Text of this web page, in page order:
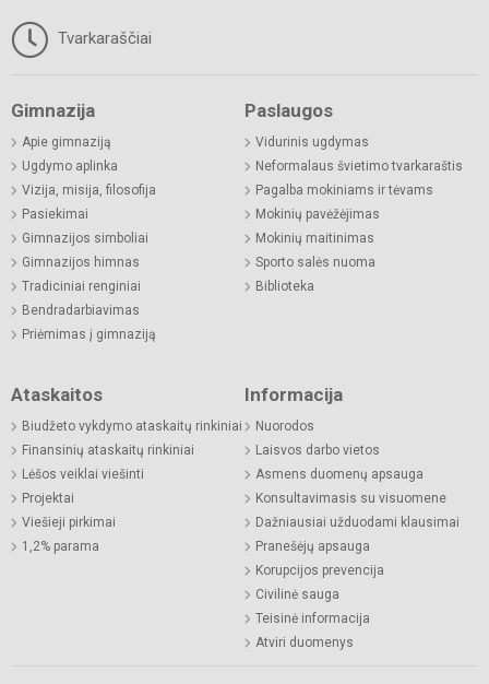
Tvarkaraščiai
Gimnazija
Apie gimnaziją
Ugdymo aplinka
Vizija, misija, filosofija
Pasiekimai
Gimnazijos simboliai
Gimnazijos himnas
Tradiciniai renginiai
Bendradarbiavimas
Priėmimas į gimnaziją
Paslaugos
Vidurinis ugdymas
Neformalaus švietimo tvarkaraštis
Pagalba mokiniams ir tėvams
Mokinių pavėžėjimas
Mokinių maitinimas
Sporto salės nuoma
Biblioteka
Ataskaitos
Biudžeto vykdymo ataskaitų rinkiniai
Finansinių ataskaitų rinkiniai
Lėšos veiklai viešinti
Projektai
Viešieji pirkimai
1,2% parama
Informacija
Nuorodos
Laisvos darbo vietos
Asmens duomenų apsauga
Konsultavimasis su visuomene
Dažniausiai užduodami klausimai
Pranešėjų apsauga
Korupcijos prevencija
Civilinė sauga
Teisinė informacija
Atviri duomenys